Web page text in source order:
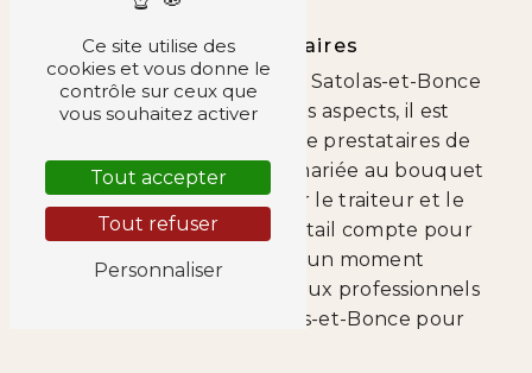
Les prestataires
Pour que votre mariage à Satolas-et-Bonce
soit parfait sous tous les aspects, il est
essentiel de s'entourer de prestataires de
confiance. De la robe de mariée au bouquet
de fleurs, en passant par le traiteur et le
photographe, chaque détail compte pour
faire de votre jour J un moment
inoubliable. Faites appel aux professionnels
aux alentours de Satolas-et-Bonce pour
Ce site utilise des
cookies et vous donne le
contrôle sur ceux que
vous souhaitez activer
Tout accepter
Tout refuser
Personnaliser